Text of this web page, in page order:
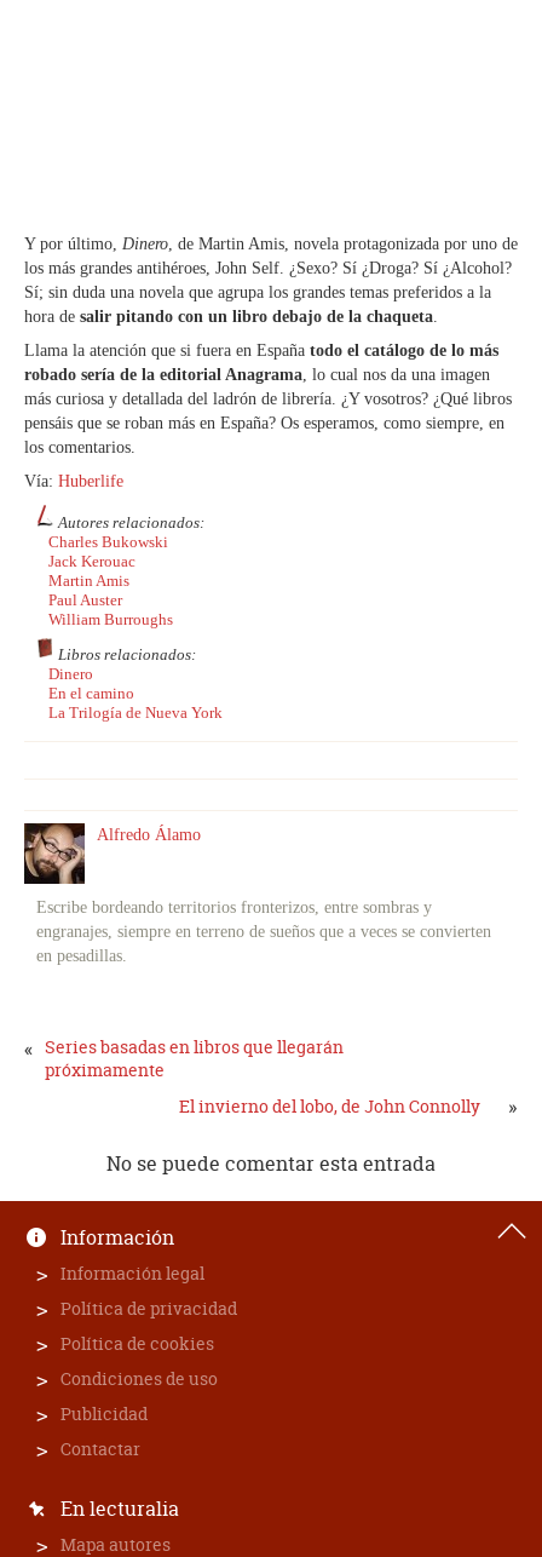
Y por último, Dinero , de Martin Amis, novela protagonizada por uno de
los más grandes antihéroes, John Self. ¿Sexo? Sí ¿Droga? Sí ¿Alcohol?
Sí; sin duda una novela que agrupa los grandes temas preferidos a la
hora de salir pitando con un libro debajo de la chaqueta
Llama la atención que si fuera en España todo el catálogo de lo más
robado sería de la editorial Anagrama , lo cual nos da una imagen
más curiosa y detallada del ladrón de librería. ¿Y vosotros? ¿Qué libros
pensáis que se roban más en España? Os esperamos, como siempre, en
los comentarios.
Vía: Huberlife
Autores relacionados:
Charles Bukowski
Jack Kerouac
Martin Amis
Paul Auster
William Burroughs
Libros relacionados:
Dinero
En el camino
La Trilogía de Nueva York
Alfredo Álamo
Escribe bordeando territorios fronterizos, entre sombras y
engranajes, siempre en terreno de sueños que a veces se convierten
en pesadillas.
« Series basadas en libros que llegarán
próximamente
El invierno del lobo, de John Connolly
»
No se puede comentar esta entrada
Información
Información legal
Política de privacidad
Política de cookies
Condiciones de uso
Publicidad
Contactar
En lecturalia
Mapa autores